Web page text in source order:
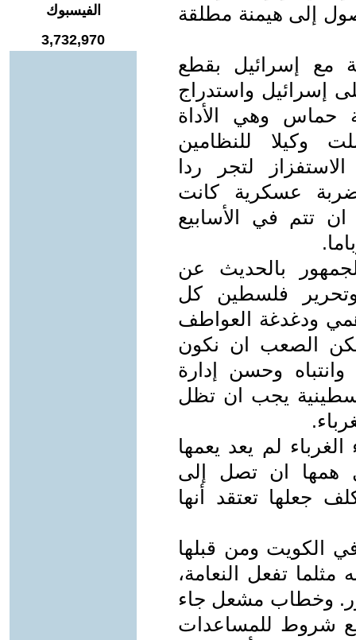
إلى هيمنة مطلقة
مع إسرائيل بقطع
إسرائيل واستدراج
حماس وهي الأداة
وكيلا للنظامين
لتجر ردا
عسكرية كانت
تتم في الأسابيع
بالحديث عن
وتحرير فلسطين كل
ودغدغة العواطف
لكن الصعب ان نكون
وانتباه وحسن إدارة
يجب ان تظل
لم يعد يعمها
همها ان تصل إلى
جعلها تعتقد أنها
الكويت ومن قبلها
تفعل النعامة،
وخطاب مشعل جاء
شروط للمساعدات
الفيسبوك
3,732,970